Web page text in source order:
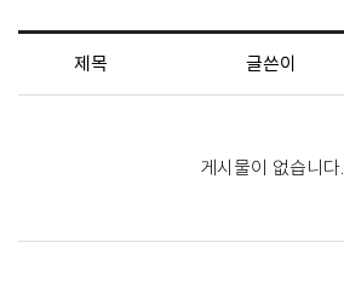
제목 글쓴이
게시물이 없습니다.